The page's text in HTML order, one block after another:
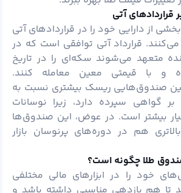
آتی
از دارایی خود را در قراردادهای آتی
قرارداد آتی توافقی است که در
متعهد می‌شوند سکه‌ای را در تاریخ
و با قیمتی معین معامله کنند.
صندوق‌هایی ریسک بیشتری نسبت به
گواهی سپرده دارد، زیرا نوسانات
بیشتر است. در عوض، این صندوق‌ها
هم در دوره‌های پرنوسان بازار
طلا چگونه است؟
خود را در ابزارهای مالی مختلفی